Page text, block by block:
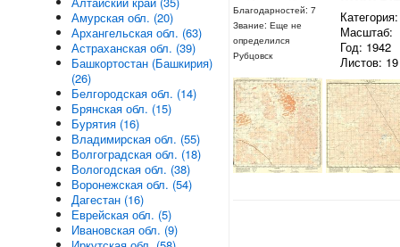
Благодарностей: 7
Звание: Еще не
определился
Рубцовск
Масштаб:
Год: 1942
Листов: 19
Амурская обл. (20)
Архангельская обл. (63)
Астраханская обл. (39)
Башкортостан (Башкирия)
(26)
Белгородская обл. (14)
Брянская обл. (15)
Бурятия (16)
Владимирская обл. (55)
Волгоградская обл. (18)
Вологодская обл. (38)
Воронежская обл. (54)
Дагестан (16)
Еврейская обл. (5)
Ивановская обл. (9)